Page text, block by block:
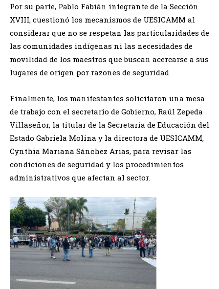
Por su parte, Pablo Fabián integrante de la Sección
XVIII, cuestionó los mecanismos de UESICAMM al
considerar que no se respetan las particularidades de
las comunidades indígenas ni las necesidades de
movilidad de los maestros que buscan acercarse a sus
lugares de origen por razones de seguridad.
Finalmente, los manifestantes solicitaron una mesa
de trabajo con el secretario de Gobierno, Raúl Zepeda
Villaseñor, la titular de la Secretaría de Educación del
Estado Gabriela Molina y la directora de UESICAMM,
Cynthia Mariana Sánchez Arias, para revisar las
condiciones de seguridad y los procedimientos
administrativos que afectan al sector.